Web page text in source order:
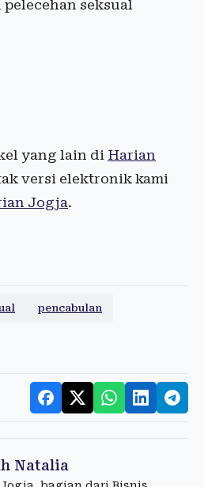
seksual
yang lain di Harian
versi elektronik kami
Jogja.
pencabulan
Natalia